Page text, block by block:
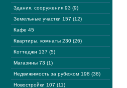
Здания, сооружения 93 (9)
Земельные участки 157 (12)
Кафе 45
Квартиры, комнаты 230 (26)
Коттеджи 137 (5)
Магазины 73 (1)
Недвижимость за рубежом 198 (38)
Новостройки 107 (11)